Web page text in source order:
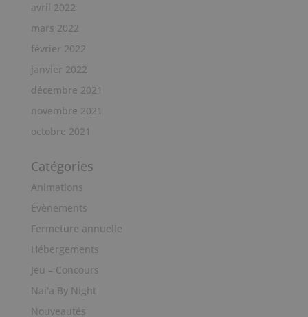
avril 2022
mars 2022
février 2022
janvier 2022
décembre 2021
novembre 2021
octobre 2021
Catégories
Animations
Évènements
Fermeture annuelle
Hébergements
Jeu – Concours
Nai'a By Night
Nouveautés